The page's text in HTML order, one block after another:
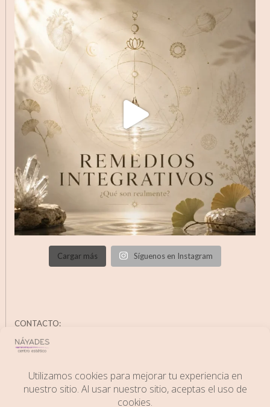
Cargar más Síguenos en Instagram
CONTACTO:
C/ Juan Aparicio, 14; 06400 Don Benito (Badajoz)
Phone:+34 671583697
Web: www.esteticanayades.es